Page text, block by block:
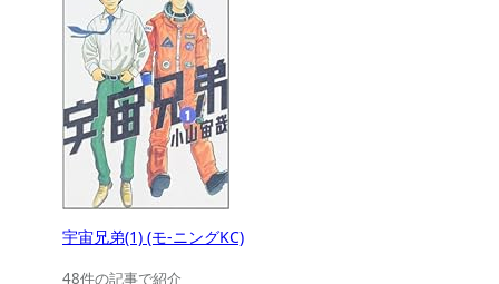
宇宙兄弟(1) (モ-ニングKC)
48件の記事で紹介